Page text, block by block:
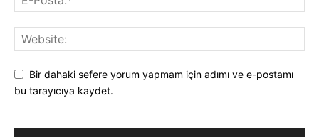
Bir dahaki sefere yorum yapmam için adımı ve e-postamı
bu tarayıcıya kaydet.